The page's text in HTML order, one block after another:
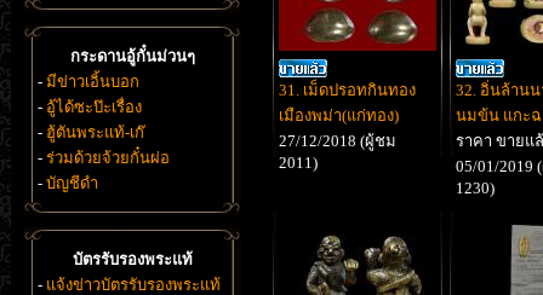
กระดานอู้กั๋นม่วนๆ
- มีข่าวเอิ้นบอก
- อู้ได้ซะป๊ะเรื่อง
- ฮู้ตันพระแท้-เก๊
- ร่วมด้วยจ้วยกั๋นผ่อ
- บัญชีดำ
บัตรรับรองพระแท้
- แจ้งข่าวบัตรรับรองพระแท้
31. เม็ดปรอทกินทอง
เมืองพม่า(แก่ทอง)
27/12/2018 (ผู้ชม
2011)
32. อิ่นล้านน
นมข้น แกะ
ราคา ขายแ
05/01/2019
1230)